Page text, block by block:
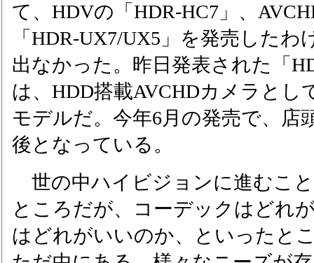
て、HDVの「HDR-HC7」、
「HDR-UX7/UX5」を発売した
出なかった。昨日発表された「
は、HDD搭載AVCHDカメラとし
モデルだ。今年6月の発売で、店
後となっている。
世の中ハイビジョンに進むこ
ところだが、コーデックはどれ
はどれがいいのか、といったと